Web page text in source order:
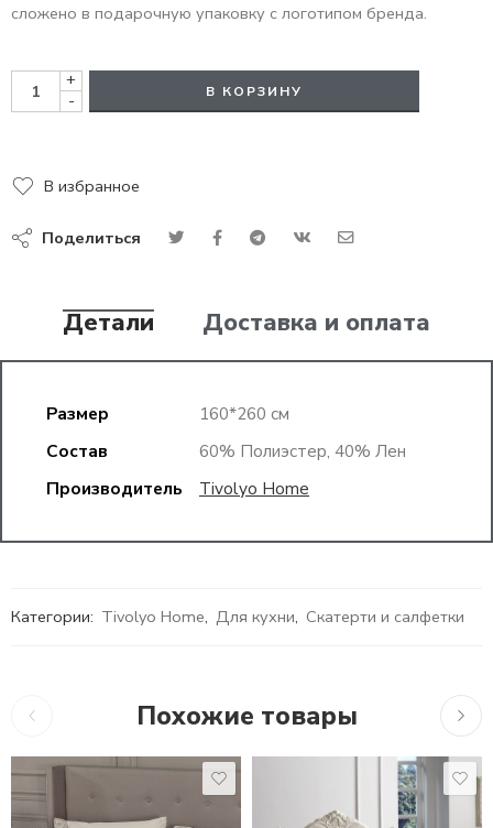
сложено в подарочную упаковку с логотипом бренда.
+
-
В КОРЗИНУ
В избранное
Поделиться
Детали Доставка и оплата
Размер
160*260 см
Состав
60% Полиэстер, 40% Лен
Производитель
Tivolyo Home
Категории: Tivolyo Home, Для кухни, Скатерти и салфетки
Похожие товары